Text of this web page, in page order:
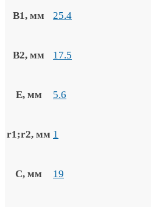
B1, мм 25.4
B2, мм 17.5
E, мм 5.6
r1;r2, мм 1
C, мм 19